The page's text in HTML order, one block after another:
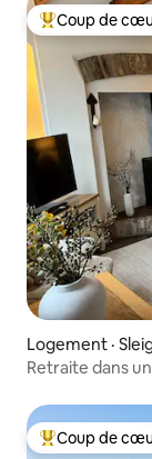
Coup de cœur
Coup de
Logement ·
Retraite dans
Coup de cœur
Coup de